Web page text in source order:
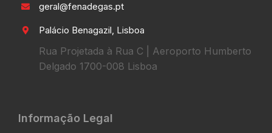
geral@fenadegas.pt
Palácio Benagazil, Lisboa
Rua Projetada à Rua C | Aeroporto Humberto
Delgado 1700-008 Lisboa
Informação Legal